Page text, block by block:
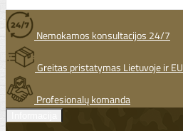
Nemokamos konsultacijos 24/7
Greitas pristatymas Lietuvoje ir EU
Profesionalų komanda